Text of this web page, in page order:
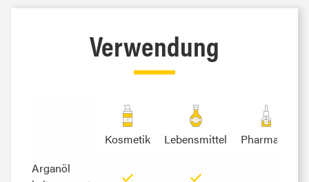
Verwendung
Kosmetik Lebensmittel
Pharmazie
Arganöl
Arganöl